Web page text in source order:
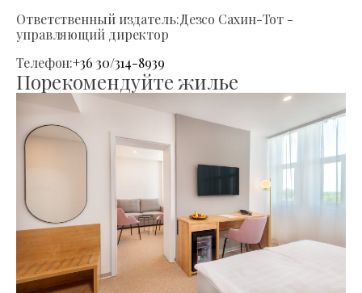
Ответственный издатель:Дезсо Сахин-Тот -
управляющий директор
Телефон:+36 30/314-8939
Порекомендуйте жилье